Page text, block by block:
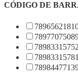
CÓDIGO DE